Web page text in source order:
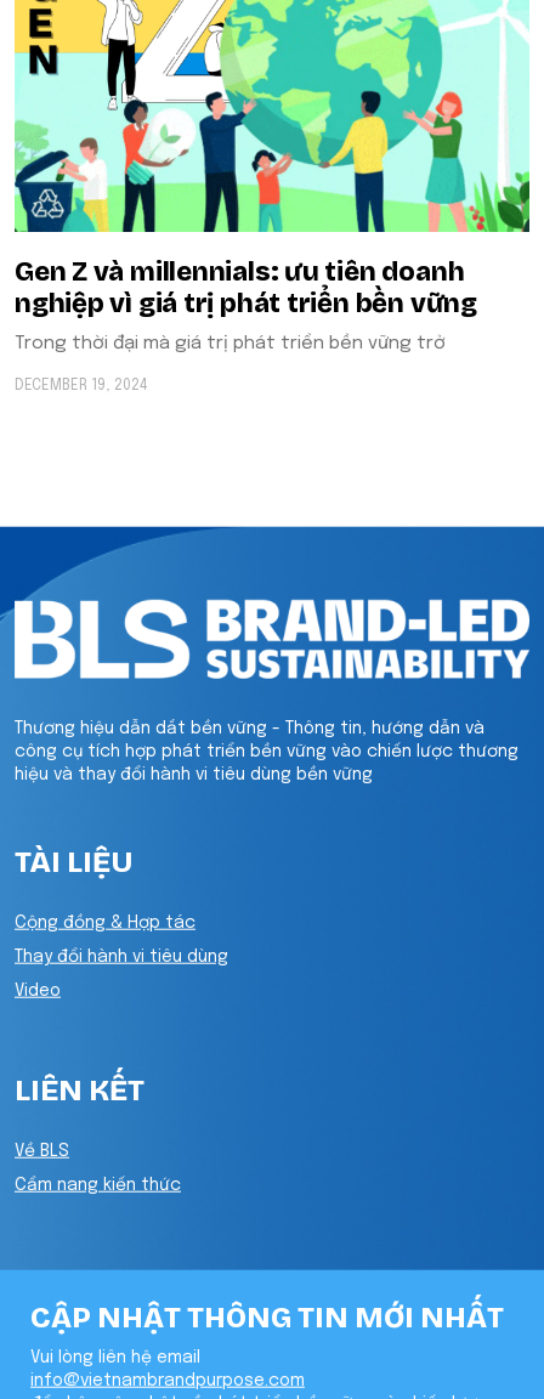
Gen Z và millennials: ưu tiên doanh
nghiệp vì giá trị phát triển bền vững
Trong thời đại mà giá trị phát triển bền vững trở
DECEMBER 19, 2024
Thương hiệu dẫn dắt bền vững - Thông tin, hướng dẫn và
công cụ tích hợp phát triển bền vững vào chiến lược thương
hiệu và thay đổi hành vi tiêu dùng bền vững
TÀI LIỆU
Cộng đồng & Hợp tác
Thay đổi hành vi tiêu dùng
Video
LIÊN KẾT
Về BLS
Cẩm nang kiến thức
CẬP NHẬT THÔNG TIN MỚI NHẤT
Vui lòng liên hệ email
info@vietnambrandpurpose.com